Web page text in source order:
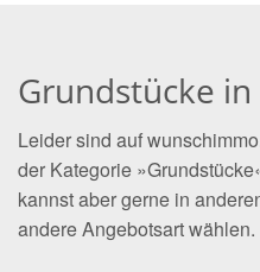
Grundstücke in
Leider sind auf
der Kategorie
kannst aber gerne in
andere Angebotsart wählen.